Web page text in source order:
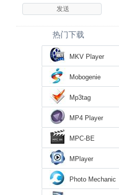
热门下载
MKV Player
Mobogenie
Mp3tag
MP4 Player
MPC-BE
MPlayer
Photo Mechanic